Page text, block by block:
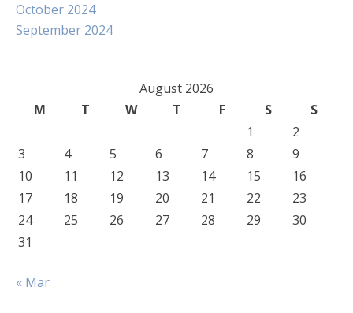
October 2024
September 2024
August 2026
M
T W T F S
S
1
2
3
4 5 6 7 8
9
10
11 12 13 14 15
16
17
18 19 20 21 22
23
24
25 26 27 28 29
30
31
« Mar